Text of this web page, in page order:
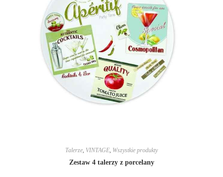
Talerze VINTAGE Wszystkie produkty
Zestaw 4 talerzy z porcelany